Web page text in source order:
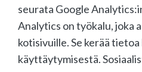
seurata Google
Analytics on työkalu, joka
kotisivuille. Se kerää
käyttäytymisestä.